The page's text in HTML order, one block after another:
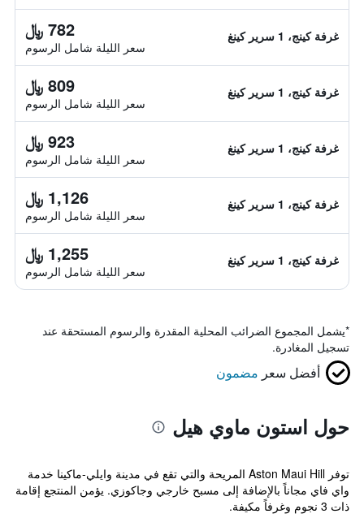
غرفة كينج، 1 سرير كينغ 782 ﷼
سعر الليلة شامل الرسوم
غرفة كينج، 1 سرير كينغ 809 ﷼
سعر الليلة شامل الرسوم
غرفة كينج، 1 سرير كينغ 923 ﷼
سعر الليلة شامل الرسوم
غرفة كينج، 1 سرير كينغ 1,126 ﷼
سعر الليلة شامل الرسوم
غرفة كينج، 1 سرير كينغ 1,255 ﷼
سعر الليلة شامل الرسوم
*يشمل المجموع الضرائب المحلية المقدرة والرسوم المستحقة عند
تسجيل المغادرة.
أفضل سعر مضمون
حول استون ماوي هيل
توفر Aston Maui Hill المريحة والتي تقع في مدينة وايلي-ماكينا خدمة
واي فاي مجاناً بالإضافة إلى مسبح خارجي وجاكوزي. يؤمن المنتجع إقامة
ذات 3 نجوم وغرفاً مكيفة.